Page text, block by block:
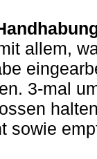
allem,
3-mal
sowie